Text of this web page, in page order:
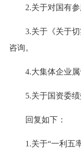
2.关于对国有
3.关于《关于
咨询。
4.大集体企业
5.关于国资委
回复如下：
1.关于“一利五